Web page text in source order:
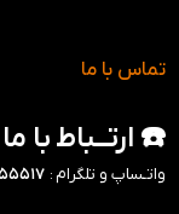
تماس با ما
☎️ ارتــباط با ما
واتـساپ و تلگرام : ۰۹۳۰۵۶۵۵۵۱۷